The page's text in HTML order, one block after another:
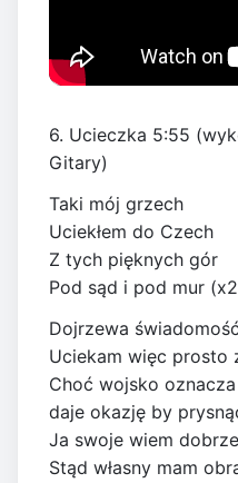
6. Ucieczka 5:55
Gitary)
Taki mój grzech
Uciekłem do Czech
Z tych pięknych gór
Pod sąd i pod mur
Dojrzewa
Uciekam więc prosto
Choć wojsko
daje okazję by
Ja swoje wiem
Stąd własny mam